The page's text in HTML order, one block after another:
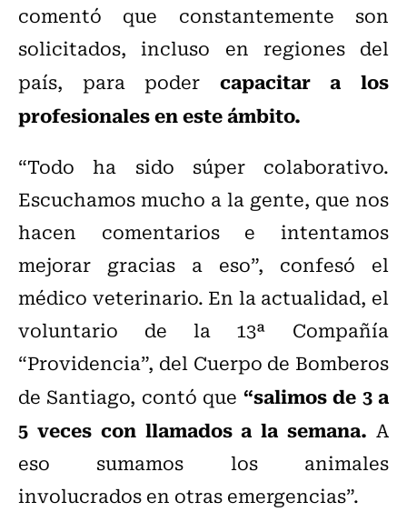
comentó que constantemente son
solicitados, incluso en regiones del
país, para poder capacitar a los
profesionales en este ámbito.
“Todo ha sido súper colaborativo.
Escuchamos mucho a la gente, que nos
hacen comentarios e intentamos
mejorar gracias a eso”, confesó el
médico veterinario. En la actualidad, el
voluntario de la 13ª Compañía
“Providencia”, del Cuerpo de Bomberos
de Santiago, contó que “salimos de 3 a
5 veces con llamados a la semana. A
eso sumamos los animales
involucrados en otras emergencias”.